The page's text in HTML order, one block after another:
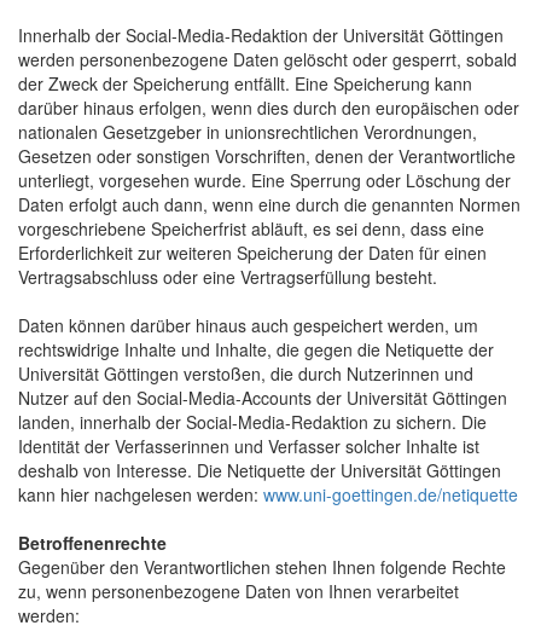
Innerhalb der Social-Media-Redaktion der Universität Göttingen
werden personenbezogene Daten gelöscht oder gesperrt, sobald
der Zweck der Speicherung entfällt. Eine Speicherung kann
darüber hinaus erfolgen, wenn dies durch den europäischen oder
nationalen Gesetzgeber in unionsrechtlichen Verordnungen,
Gesetzen oder sonstigen Vorschriften, denen der Verantwortliche
unterliegt, vorgesehen wurde. Eine Sperrung oder Löschung der
Daten erfolgt auch dann, wenn eine durch die genannten Normen
vorgeschriebene Speicherfrist abläuft, es sei denn, dass eine
Erforderlichkeit zur weiteren Speicherung der Daten für einen
Vertragsabschluss oder eine Vertragserfüllung besteht.
Daten können darüber hinaus auch gespeichert werden, um
rechtswidrige Inhalte und Inhalte, die gegen die Netiquette der
Universität Göttingen verstoßen, die durch Nutzerinnen und
Nutzer auf den Social-Media-Accounts der Universität Göttingen
landen, innerhalb der Social-Media-Redaktion zu sichern. Die
Identität der Verfasserinnen und Verfasser solcher Inhalte ist
deshalb von Interesse. Die Netiquette der Universität Göttingen
kann hier nachgelesen werden: www.uni-goettingen.de/netiquette
Betroffenenrechte
Gegenüber den Verantwortlichen stehen Ihnen folgende Rechte
zu, wenn personenbezogene Daten von Ihnen verarbeitet
werden: